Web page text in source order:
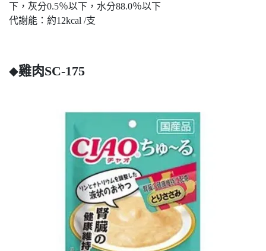
下，灰分0.5％以下，水分88.0％以下
代謝能：約12kcal /支
◆雞肉SC-175